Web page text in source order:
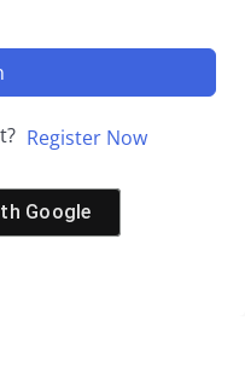
Register Now
Google